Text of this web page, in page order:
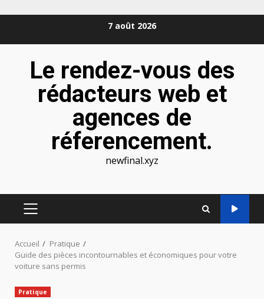
7 août 2026
Le rendez-vous des
rédacteurs web et
agences de
réferencement.
newfinal.xyz
MENU
Accueil
Pratique
Guide des pièces incontournables et économiques pour votre
voiture sans permis
Pratique